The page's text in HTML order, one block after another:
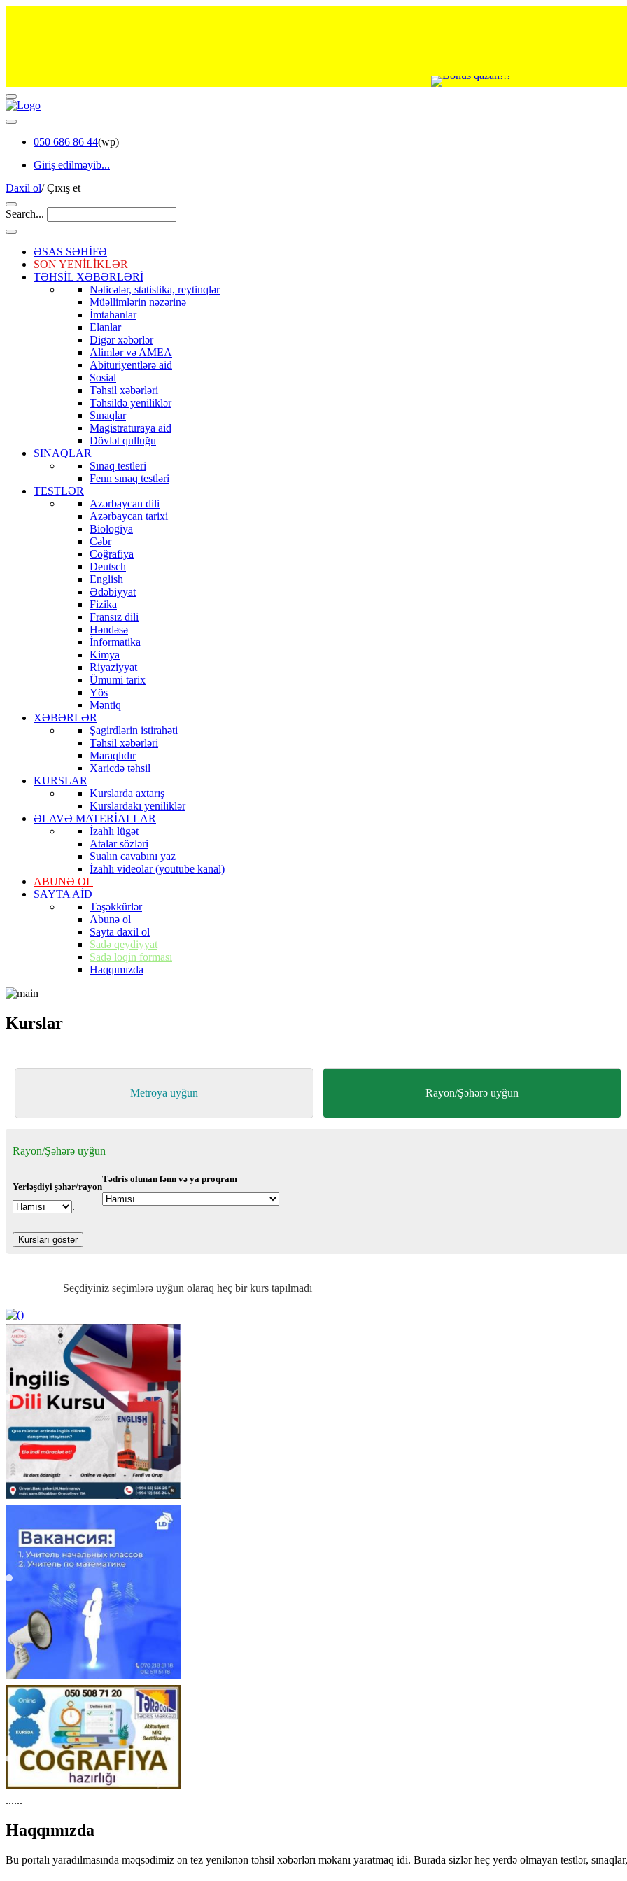
050 686 86 44(wp)
Giriş edilməyib...
Daxil ol/Çıxış et
Search...
ƏSAS SƏHİFƏ
SON YENİLİKLƏR
TƏHSİL XƏBƏRLƏRİ
Nəticələr, statistika, reytinqlər
Müəllimlərin nəzərinə
İmtahanlar
Elanlar
Digər xəbərlər
Alimlər və AMEA
Abituriyentlərə aid
Sosial
Təhsil xəbərləri
Təhsildə yeniliklər
Sınaqlar
Magistraturaya aid
Dövlət qulluğu
SINAQLAR
Sınaq testleri
Fenn sınaq testləri
TESTLƏR
Azərbaycan dili
Azərbaycan tarixi
Biologiya
Cəbr
Coğrafiya
Deutsch
English
Ədəbiyyat
Fizika
Fransız dili
Həndəsə
İnformatika
Kimya
Riyaziyyat
Ümumi tarix
Yös
Məntiq
XƏBƏRLƏR
Şagirdlərin istirahəti
Təhsil xəbərləri
Maraqlıdır
Xaricdə təhsil
KURSLAR
Kurslarda axtarış
Kurslardakı yeniliklər
ƏLAVƏ MATERİALLAR
İzahlı lügət
Atalar sözləri
Sualın cavabını yaz
İzahlı videolar (youtube kanal)
ABUNƏ OL
SAYTA AİD
Təşəkkürlər
Abunə ol
Sayta daxil ol
Sadə qeydiyyat
Sadə loqin forması
Haqqımızda
Kurslar
Kurslar
Metroya uyğun Rayon/Şəhərə uyğun
Rayon/Şəhərə uyğun
Yerləşdiyi şəhər/rayon
.
Tədris olunan fənn və ya proqram
Seçdiyiniz seçimlərə uyğun olaraq heç bir kurs tapılmadı
https://wa.me/994552244433
......
Haqqımızda
Bu portalı yaradılmasında məqsədimiz ən tez yenilənən təhsil xəbərlərı məkanı yaratmaq idi. Burada sizlər heç yerdə olmayan testlər,